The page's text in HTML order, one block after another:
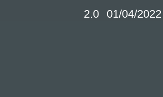
2.0 01/04/2022